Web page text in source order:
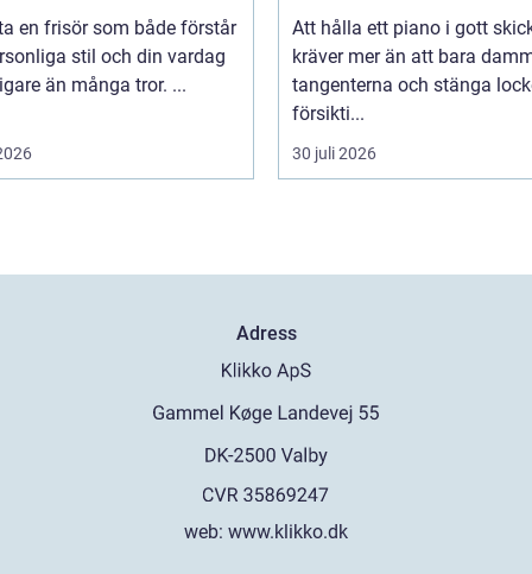
en frisör som både förstår
stil och din vardag
än många tror. ...
Att hålla ett piano i gott
kräver mer än att bara
tangenterna och stänga
försikti...
30 juli 2026
Adress
web: www.klikko.dk